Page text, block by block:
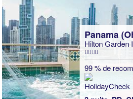
Panama
Hilton Garden
99 % de